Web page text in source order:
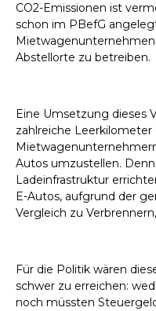
CO2-Emissionen ist
schon im PBefG
Abstellorte zu betreiben.
Eine Umsetzung dieses
zahlreiche Leerkilometer
Autos umzustellen.
Ladeinfrastruktur
E-Autos, aufgrund der
Vergleich zu
Für die Politik wären
schwer zu erreichen:
noch müssten